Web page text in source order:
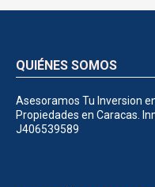
QUIÉNES SOMOS
Asesoramos Tu Inversion
Propiedades en Caracas.
J406539589